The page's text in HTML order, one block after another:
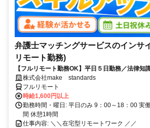
弁護士マッチングサービスのインサ
リモート勤務)
【フルリモート勤務OK】平日５日勤務／法律知
ルが身につく営業職
株式会社make standards
フルリモート
時給1,600円以上
勤務時間・曜日: 平日のみ 9：00～18：00 実
間 休憩1時間
仕事内容: ＼＼在宅型リモートワーク ／／